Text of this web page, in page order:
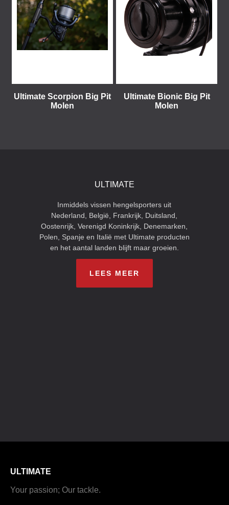
Ultimate Scorpion Big Pit
Molen
Ultimate Bionic Big Pit
Molen
ULTIMATE
Inmiddels vissen hengelsporters uit
Nederland, België, Frankrijk, Duitsland,
Oostenrijk, Verenigd Koninkrijk, Denemarken,
Polen, Spanje en Italië met Ultimate producten
en het aantal landen blijft maar groeien.
LEES MEER
ULTIMATE
Your passion; Our tackle.